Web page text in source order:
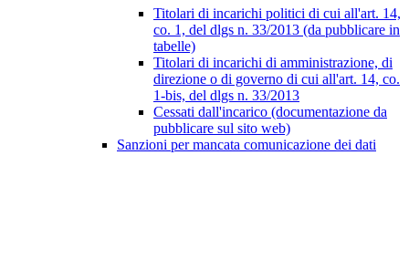
Titolari di incarichi politici di cui all'art. 14,
co. 1, del dlgs n. 33/2013 (da pubblicare in
tabelle)
Titolari di incarichi di amministrazione, di
direzione o di governo di cui all'art. 14, co.
1-bis, del dlgs n. 33/2013
Cessati dall'incarico (documentazione da
pubblicare sul sito web)
Sanzioni per mancata comunicazione dei dati